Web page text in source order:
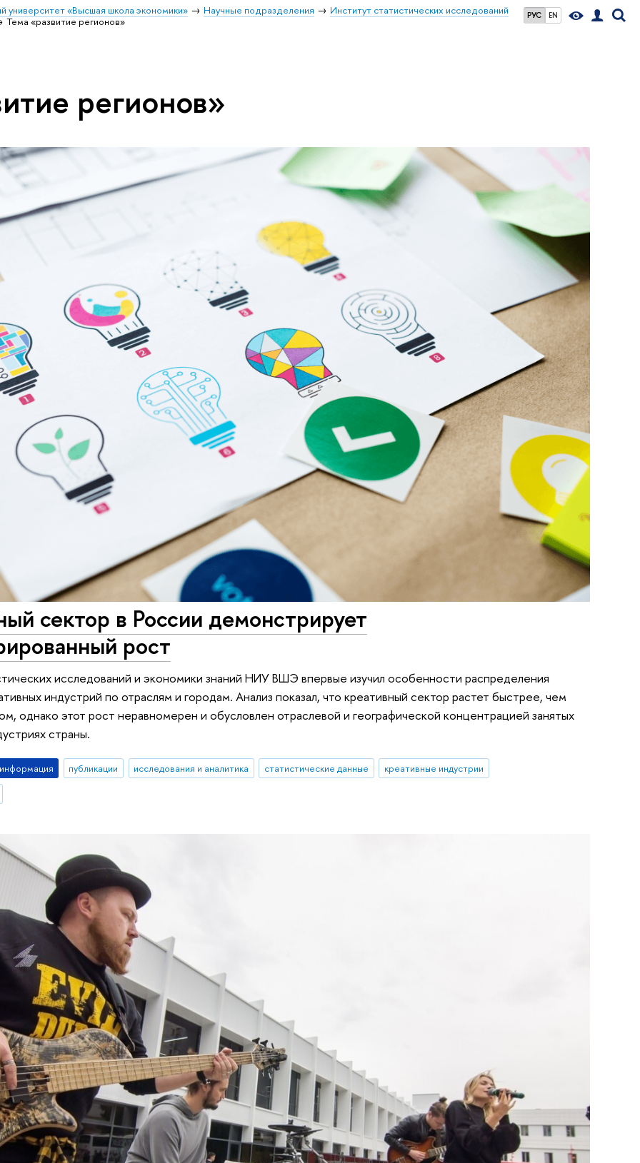
РУС EN
университет «Высшая школа экономики» Научные подразделения
Институт статистических исследований
Тема «развитие регионов»
регионов»
сектор в России демонстрирует
рост
исследований и экономики знаний НИУ ВШЭ впервые изучил особенности распределения
индустрий по отраслям и городам. Анализ показал, что креативный сектор растет быстрее, чем
однако этот рост неравномерен и обусловлен отраслевой и географической концентрацией занятых
страны.
публикации исследования и аналитика статистические данные креативные индустрии